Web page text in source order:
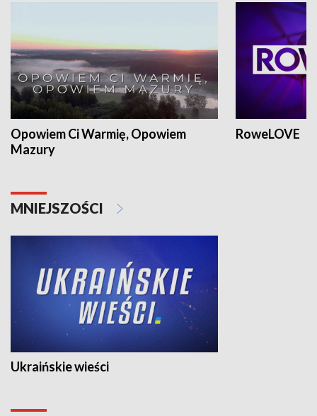
Opowiem Ci Warmię, Opowiem
Mazury
RoweLOVE
MNIEJSZOŚCI
Ukraińskie wieści